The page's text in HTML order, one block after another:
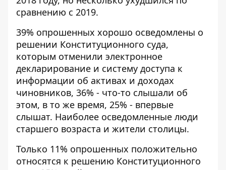
сравнению с 2019.
39% опрошенных хорошо осведомлены о
решении Конституционного суда,
которым отменили электронное
декларирование и систему доступа к
информации об активах и доходах
чиновников, 36% - что-то слышали об
этом, в то же время, 25% - впервые
слышат. Наиболее осведомленные люди
старшего возраста и жители столицы.
Только 11% опрошенных положительно
относятся к решению Конституционного